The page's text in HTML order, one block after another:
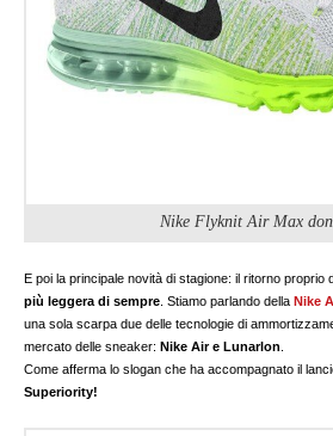
Nike Flyknit Air Max
E poi la principale novità di stagione: il ritorno proprio
più leggera di sempre . Stiamo parlando dellaNike
una sola scarpa due delle tecnologie di
mercato delle sneaker:Nike Air e Lunarlon
Come afferma lo slogan che ha accompagnato il
Superiority!